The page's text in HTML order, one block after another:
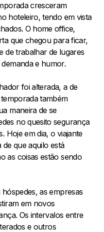
cresceram
hoteleiro, tendo em vista
O home office,
que chegou para ficar,
de trabalhar de lugares
e humor.
foi alterada, a de
também
maneira de se
no quesito segurança
Hoje em dia, o viajante
que aquilo está
as coisas estão sendo
as empresas
em novos
Os intervalos entre
e outros